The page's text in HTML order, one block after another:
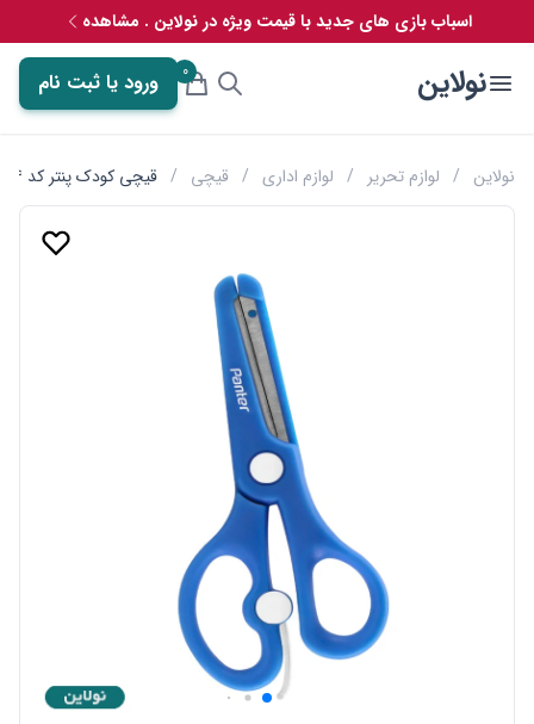
اسباب بازی های جدید با قیمت ویژه در نولاین . مشاهده
نولاین 0 ورود یا ثبت نام
نولاین / لوازم تحریر / لوازم اداری / قیچی / قیچی کودک پنتر کد S104